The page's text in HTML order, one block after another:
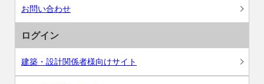
お問い合わせ
ログイン
建築・設計関係者様向けサイト